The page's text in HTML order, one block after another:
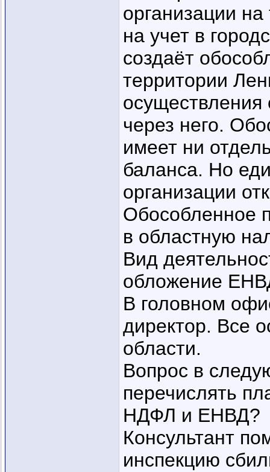
организации
на учет в
создаёт
территории
через него.
имеет ни
баланса. Но
организации
Обособленное
в областную
Вид
обложение
В головном
директор. Все
области.
Вопрос в
перечислять
НДФЛ и ЕНВД?
Консультант
инспекцию